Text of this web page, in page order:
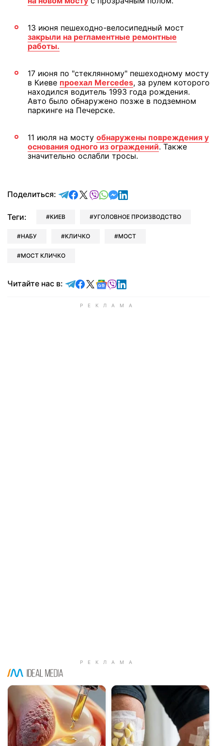
13 июня пешеходно-велосипедный мост
закрыли на регламентные ремонтные
работы.
17 июня по "стеклянному" пешеходному мосту
в Киеве проехал Mercedes, за рулем которого
находился водитель 1993 года рождения.
Авто было обнаружено позже в подземном
паркинге на Печерске.
11 июля на мосту обнаружены повреждения у
основания одного из ограждений. Также
значительно ослабли тросы.
Поделиться: отправить в Telegram
поделиться в Facebook
поделиться в X
отправить в Viber
отправить в Whatsapp
отправить в Messenger
отправить в LinkedIn
Теги: КИЕВ УГОЛОВНОЕ ПРОИЗВОДСТВО
НАБУ КЛИЧКО МОСТ
МОСТ КЛИЧКО
Читайте нас в: Читайте в Telegram
Читайте в Facebook
Читайте в X
Читайте в Google news
Читайте в Viber
Читайте в LinkedIn